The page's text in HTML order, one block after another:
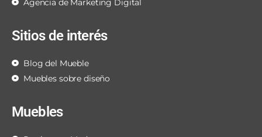
Agencia de Marketing Digital
Sitios de interés
Blog del Mueble
Muebles sobre diseño
Muebles